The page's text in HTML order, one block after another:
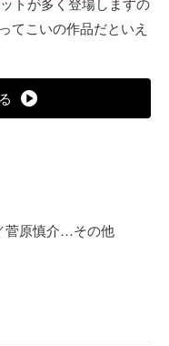
てこいの作品だといえ
菅原慎介…その他